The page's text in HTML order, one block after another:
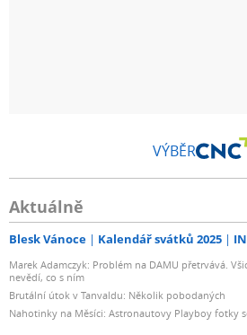
VÝBĚR
Aktuálně
Blesk Vánoce Kalendář svátků 2025
Marek Adamczyk: Problém na DAMU přetrvává.
nevědí, co s ním
Brutální útok v Tanvaldu: Několik pobodaných
Nahotinky na Měsíci: Astronautovy Playboy fotky